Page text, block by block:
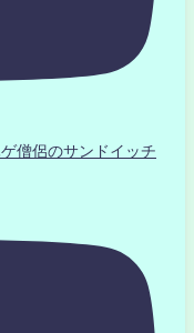
僧侶のサンドイッチ